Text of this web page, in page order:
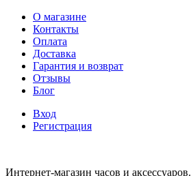
О магазине
Контакты
Оплата
Доставка
Гарантия и возврат
Отзывы
Блог
Вход
Регистрация
Интернет-магазин часов и аксессуаров.